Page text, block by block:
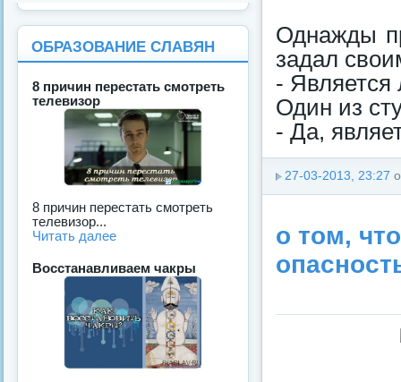
Однажды
задал
- Является
Один из
- Да,
27-03-2013, 23:27
о том,
ОБРАЗОВАНИЕ СЛАВЯН
8 причин перестать смотреть
телевизор
8 причин перестать смотреть
телевизор...
Читать далее
Восстанавливаем чакры